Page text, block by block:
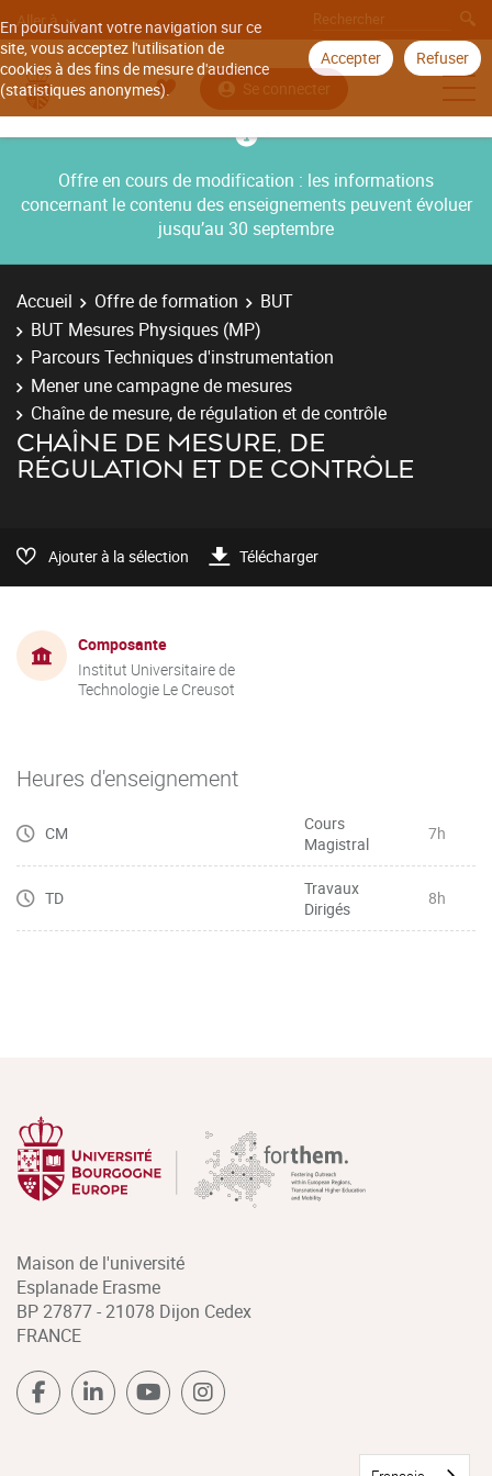
En poursuivant votre navigation sur ce
site, vous acceptez l'utilisation de
cookies à des fins de mesure d'audience
(statistiques anonymes).
Accepter Refuser
Aller à
Se connecter
Offre en cours de modification : les informations
concernant le contenu des enseignements peuvent évoluer
jusqu’au 30 septembre
Accueil Offre de formation
BUT
BUT Mesures Physiques (MP)
Parcours Techniques d'instrumentation
Mener une campagne de mesures
Chaîne de mesure, de régulation et de contrôle
CHAÎNE DE MESURE, DE
RÉGULATION ET DE CONTRÔLE
Ajouter à la sélection Télécharger
Composante
Institut Universitaire de
Technologie Le Creusot
Heures d'enseignement
CM
Cours
Magistral
7h
TD
Travaux
Dirigés
8h
Maison de l'université
Esplanade Erasme
BP 27877 - 21078 Dijon Cedex
FRANCE